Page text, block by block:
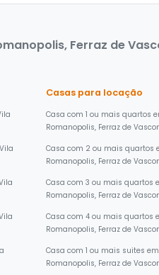
Ferraz de
Casas para locação
Casa com 1 ou mais quartos
Romanopolis, Ferraz de
Casa com 2 ou mais quartos
Romanopolis, Ferraz de
Casa com 3 ou mais quartos
Romanopolis, Ferraz de
Casa com 4 ou mais quartos
Romanopolis, Ferraz de
Casa com 1 ou mais suites
Romanopolis, Ferraz de